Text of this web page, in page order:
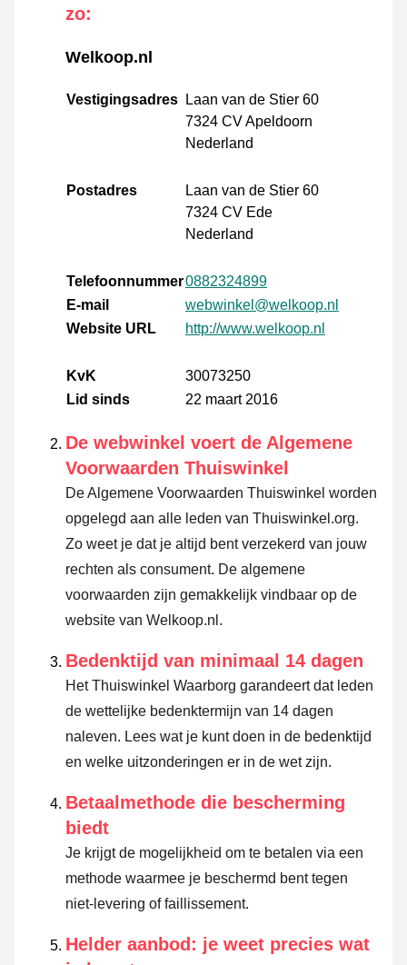
zo:
Welkoop.nl
Vestigingsadres
Laan van de Stier 60
7324 CV Apeldoorn
Nederland
Postadres
Laan van de Stier 60
7324 CV Ede
Nederland
Telefoonnummer0882324899
E-mail
webwinkel@welkoop.nl
Website URL
http://www.welkoop.nl
KvK
30073250
Lid sinds
22 maart 2016
De webwinkel voert de Algemene
Voorwaarden Thuiswinkel
De Algemene Voorwaarden Thuiswinkel worden
opgelegd aan alle leden van Thuiswinkel.org.
Zo weet je dat je altijd bent verzekerd van jouw
rechten als consument. De algemene
voorwaarden zijn gemakkelijk vindbaar op de
website van Welkoop.nl.
Bedenktijd van minimaal 14 dagen
Het Thuiswinkel Waarborg garandeert dat leden
de wettelijke bedenktermijn van 14 dagen
naleven. Lees wat je kunt doen in de bedenktijd
en welke uitzonderingen er in de wet zijn.
Betaalmethode die bescherming
biedt
Je krijgt de mogelijkheid om te betalen via een
methode waarmee je beschermd bent tegen
niet-levering of faillissement.
Helder aanbod: je weet precies wat